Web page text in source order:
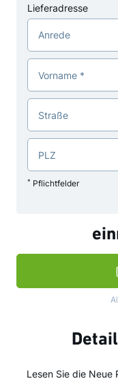
Lieferadresse
* Pflichtfelder
Lesen Sie die Neue